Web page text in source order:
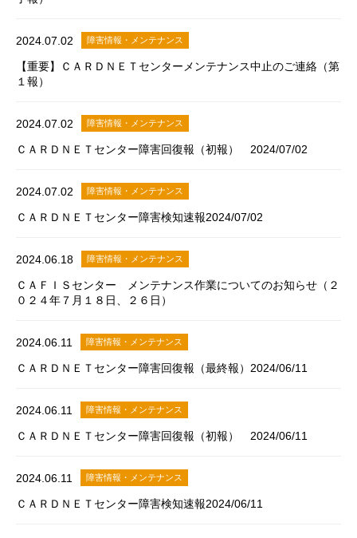
2024.07.02 障害情報・メンテナンス
【重要】ＣＡＲＤＮＥＴセンターメンテナンス中止のご連絡（第
１報）
2024.07.02 障害情報・メンテナンス
ＣＡＲＤＮＥＴセンター障害回復報（初報） 2024/07/02
2024.07.02 障害情報・メンテナンス
ＣＡＲＤＮＥＴセンター障害検知速報2024/07/02
2024.06.18 障害情報・メンテナンス
ＣＡＦＩＳセンター メンテナンス作業についてのお知らせ（２
０２４年７月１８日、２６日）
2024.06.11 障害情報・メンテナンス
ＣＡＲＤＮＥＴセンター障害回復報（最終報）2024/06/11
2024.06.11 障害情報・メンテナンス
ＣＡＲＤＮＥＴセンター障害回復報（初報） 2024/06/11
2024.06.11 障害情報・メンテナンス
ＣＡＲＤＮＥＴセンター障害検知速報2024/06/11